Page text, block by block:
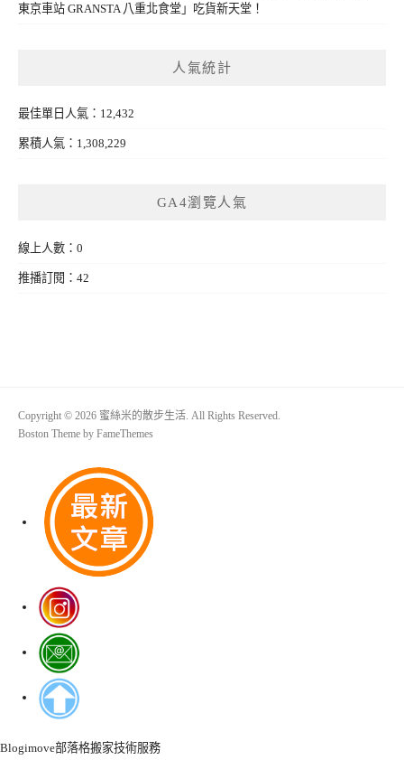
東京車站 GRANSTA 八重北食堂」吃貨新天堂！
人氣統計
最佳單日人氣：12,432
累積人氣：1,308,229
GA4瀏覽人氣
線上人數：0
推播訂閱：42
Copyright © 2026 蜜絲米的散步生活. All Rights Reserved.
Boston Theme by FameThemes
Blogimove部落格搬家技術服務